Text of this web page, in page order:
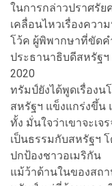
ในการกล่าวปราศรั
เคลื่อนไหวเรื่องคว
โว้ค ผู้พิพากษาที่ขัดค
ประธานาธิบดีสหรัฐฯ
2020
ทรัมป์ยังได้พูดเรื่องน
สหรัฐฯ แข็งแกร่งขึ้น
ทั้ง มั่นใจว่าเขาจะเจ
เป็นธรรมกับสหรัฐฯ
ปกป้องชาวอเมริกัน
แม้ว้าด้านในของสถ